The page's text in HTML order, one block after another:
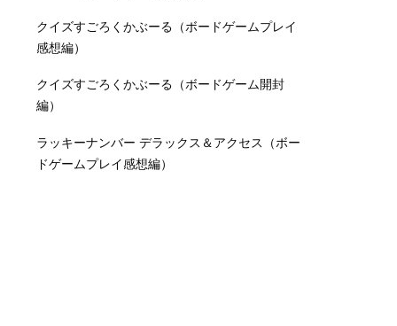
クイズすごろくかぶーる（ボードゲームプレイ
感想編）
クイズすごろくかぶーる（ボードゲーム開封
編）
ラッキーナンバー デラックス＆アクセス（ボー
ドゲームプレイ感想編）